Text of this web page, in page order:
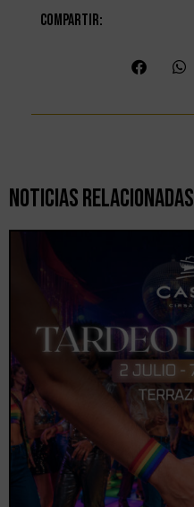
Compartir:
Noticias Relacionadas